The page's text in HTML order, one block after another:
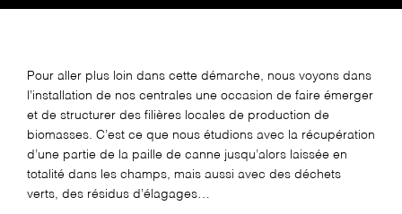
Pour aller plus loin dans cette démarche, nous voyons dans
l’installation de nos centrales une occasion de faire émerger
et de structurer des filières locales de production de
biomasses. C’est ce que nous étudions avec la récupération
d’une partie de la paille de canne jusqu’alors laissée en
totalité dans les champs, mais aussi avec des déchets
verts, des résidus d’élagages…